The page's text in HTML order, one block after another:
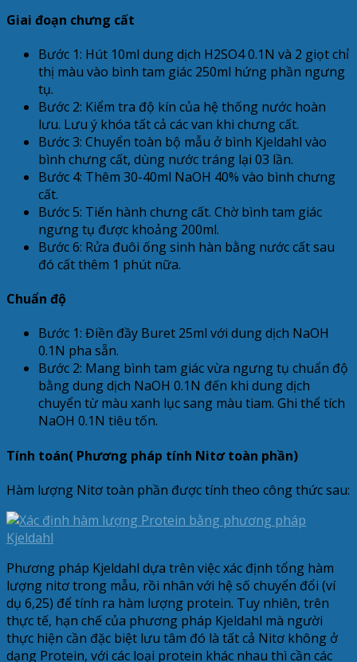
Giai đoạn chưng cất
Bước 1: Hút 10ml dung dịch H2SO4 0.1N và 2 giọt chỉ
thị màu vào bình tam giác 250ml hứng phần ngưng
tụ.
Bước 2: Kiểm tra độ kín của hệ thống nước hoàn
lưu. Lưu ý khóa tất cả các van khi chưng cất.
Bước 3: Chuyển toàn bộ mẫu ở bình Kjeldahl vào
bình chưng cất, dùng nước tráng lại 03 lần.
Bước 4: Thêm 30-40ml NaOH 40% vào bình chưng
cất.
Bước 5: Tiến hành chưng cất. Chờ bình tam giác
ngưng tụ được khoảng 200ml.
Bước 6: Rửa đuôi ống sinh hàn bằng nước cất sau
đó cất thêm 1 phút nữa.
Chuẩn độ
Bước 1: Điền đầy Buret 25ml với dung dịch NaOH
0.1N pha sẵn.
Bước 2: Mang bình tam giác vừa ngưng tụ chuẩn độ
bằng dung dịch NaOH 0.1N đến khi dung dịch
chuyển từ màu xanh lục sang màu tiam. Ghi thể tích
NaOH 0.1N tiêu tốn.
Tính toán( Phương pháp tính Nitơ toàn phần)
Hàm lượng Nitơ toàn phần được tính theo công thức sau:
Phương pháp Kjeldahl dựa trên việc xác định tổng hàm
lượng nitơ trong mẫu, rồi nhân với hệ số chuyển đổi (ví
dụ 6,25) để tính ra hàm lượng protein. Tuy nhiên, trên
thực tế, hạn chế của phương pháp Kjeldahl mà người
thực hiện cần đặc biệt lưu tâm đó là tất cả Nitơ không ở
dạng Protein, với các loại protein khác nhau thì cần các